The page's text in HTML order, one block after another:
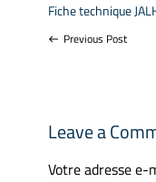
Fiche technique
west Previous Post
Leave a
Votre adresse e-